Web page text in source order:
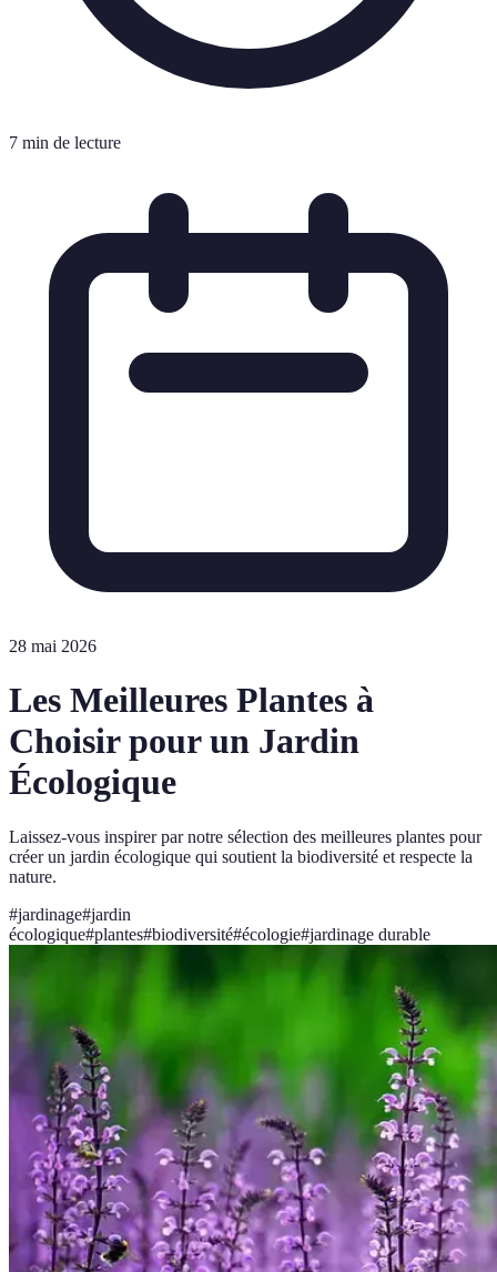
7 min de lecture
28 mai 2026
Les Meilleures Plantes à
Choisir pour un Jardin
Écologique
Laissez-vous inspirer par notre sélection des meilleures plantes pour
créer un jardin écologique qui soutient la biodiversité et respecte la
nature.
#jardinage#jardin
écologique#plantes#biodiversité#écologie#jardinage durable